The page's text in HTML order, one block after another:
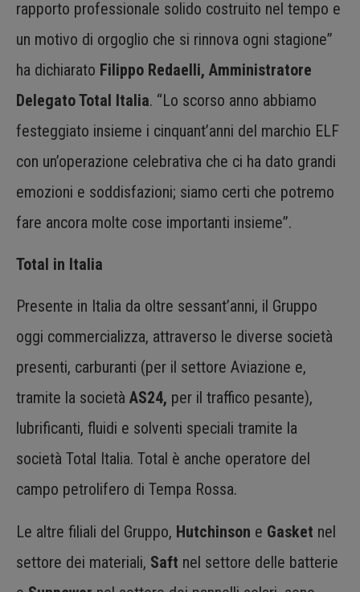
rapporto professionale solido costruito nel tempo e
un motivo di orgoglio che si rinnova ogni stagione”
ha dichiarato Filippo Redaelli, Amministratore
Delegato Total Italia. “Lo scorso anno abbiamo
festeggiato insieme i cinquant’anni del marchio ELF
con un’operazione celebrativa che ci ha dato grandi
emozioni e soddisfazioni; siamo certi che potremo
fare ancora molte cose importanti insieme”.
Total in Italia
Presente in Italia da oltre sessant’anni, il Gruppo
oggi commercializza, attraverso le diverse società
presenti, carburanti (per il settore Aviazione e,
tramite la società AS24, per il traffico pesante),
lubrificanti, fluidi e solventi speciali tramite la
società Total Italia. Total è anche operatore del
campo petrolifero di Tempa Rossa.
Le altre filiali del Gruppo, Hutchinson e Gasket nel
settore dei materiali, Saft nel settore delle batterie